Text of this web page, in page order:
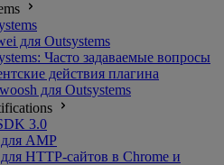
для Outsystems
Часто задаваемые вопросы
действия плагина
для Outsystems
3.0
AMP
HTTP-сайтов в Chrome и